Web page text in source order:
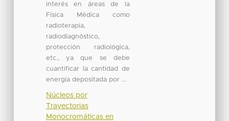
interés en áreas de la
Física Médica como
radioterapia,
radiodiagnóstico,
protección radiológica,
etc., ya que se debe
cuantificar la cantidad de
energía depositada por ...
Núcleos por
Trayectorias
Monocromáticas en